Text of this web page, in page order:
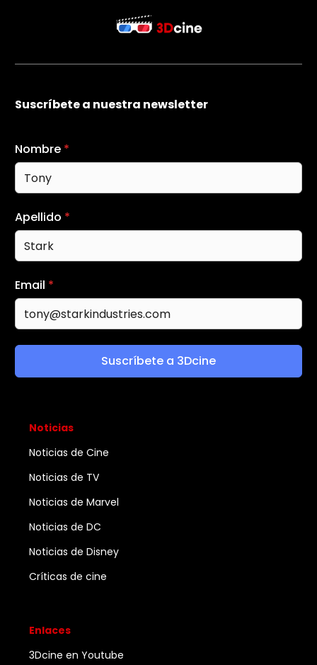
Suscríbete a nuestra newsletter
Nombre *
Apellido *
Email *
Suscríbete a 3Dcine
Noticias
Noticias de Cine
Noticias de TV
Noticias de Marvel
Noticias de DC
Noticias de Disney
Críticas de cine
Enlaces
3Dcine en Youtube